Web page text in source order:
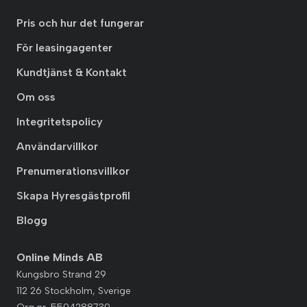
Pris och hur det fungerar
För leasingagenter
Kundtjänst & Kontakt
Om oss
Integritetspolicy
Användarvillkor
Prenumerationsvillkor
Skapa Hyresgästprofil
Blogg
Online Minds AB
Kungsbro Strand 29
112 26 Stockholm, Sverige